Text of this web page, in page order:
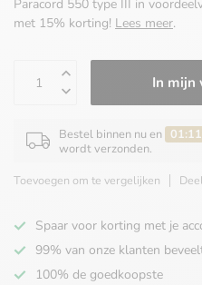
Paracord 550 type III in
met 15% korting! Lees meer.
In mijn
Bestel binnen nu en
wordt verzonden.
Toevoegen om te vergelijken
Spaar voor korting met je
99% van onze klanten
100% de goedkoopste